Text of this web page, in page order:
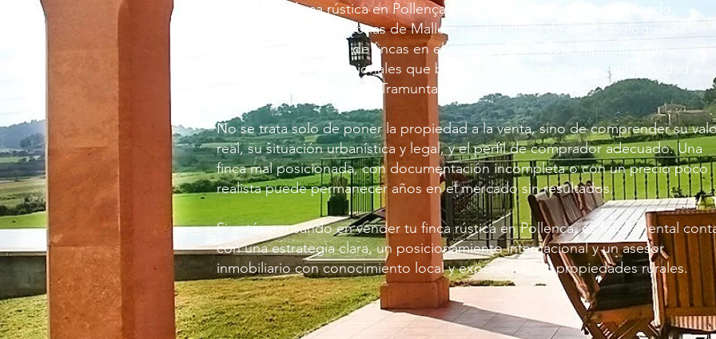
Vender una finca rústica en Pollença requiere un enfoque especializado,
diferente al de otras zonas de Mallorca y distinto al de otras tipologías de
vivienda. El mercado de fincas en el norte de la isla está impulsado por
compradores internacionales que buscan privacidad, paisaje, autenticidad y
conexión con la Serra de Tramuntana y el Mediterráneo.
No se trata solo de poner la propiedad a la venta, sino de comprender su
real, su situación urbanística y legal, y el perfil de comprador adecuado. Una
finca mal posicionada, con documentación incompleta o con un precio poco
realista puede permanecer años en el mercado sin resultados.
Si estás pensando en vender tu finca rústica en Pollença, es fundamental
con una estrategia clara, un posicionamiento internacional y un asesor
inmobiliario con conocimiento local y experiencia en propiedades rurales.